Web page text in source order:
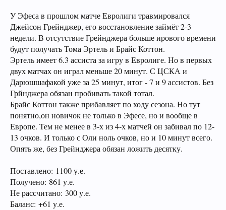
У Эфеса в прошлом матче Евролиги травмировался
Джейсон Грейнджер, его восстановление займёт 2-3
недели. В отсутствие Грейнджера больше ирового времени
будут получать Тома Эртель и Брайс Коттон.
Эртель имеет 6.3 ассиста за игру в Евролиге. Но в первых
двух матчах он играл меньше 20 минут. С ЦСКА и
Дарюшшафакой уже за 25 минут, итог - 7 и 9 ассистов. Без
Грйнджера обязан пробивать такой тотал.
Брайс Коттон также прибавляет по ходу сезона. Но тут
понятно,он новичок не только в Эфесе, но и вообще в
Европе. Тем не менее в 3-х из 4-х матчей он забивал по 12-
13 очков. И только с Оли ноль очков, но и 10 минут всего.
Опять же, без Грейнджера обязан ложить десятку.
Поставлено: 1100 у.е.
Получено: 861 у.е.
Не рассчитано: 300 у.е.
Баланс: +61 у.е.